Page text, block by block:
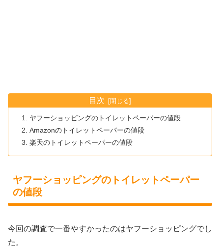
目次
ヤフーショッピングのトイレットペーパーの値段
Amazonのトイレットペーパーの値段
楽天のトイレットペーパーの値段
ヤフーショッピングのトイレットペーパー
の値段
今回の調査で一番やすかったのはヤフーショッピングでし
た。